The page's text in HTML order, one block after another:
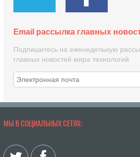
Email рассылка главных
Подпишитесь на еженедельную
главных новостей мира технологий
МЫ В СОЦИАЛЬНЫХ СЕТЯХ: